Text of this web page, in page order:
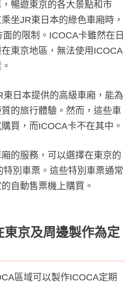
暢遊東京的各大景點和市
坐JR東日本的綠色車廂時，
的限制。ICOCA卡雖然在日
東京地區，無法使用ICOCA
日本提供的高級車廂，能為
的旅行體驗。然而，這些車
買，而ICOCA卡不在其中。
的服務，可以選擇在東京的
別車票。這些特別車票通常
自動售票機上購買。
京及周邊製作為定
區域可以製作ICOCA定期